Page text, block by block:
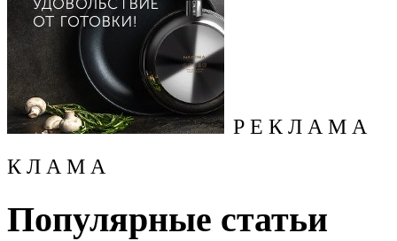
Р Е К Л А М А
К Л А М А
Популярные статьи